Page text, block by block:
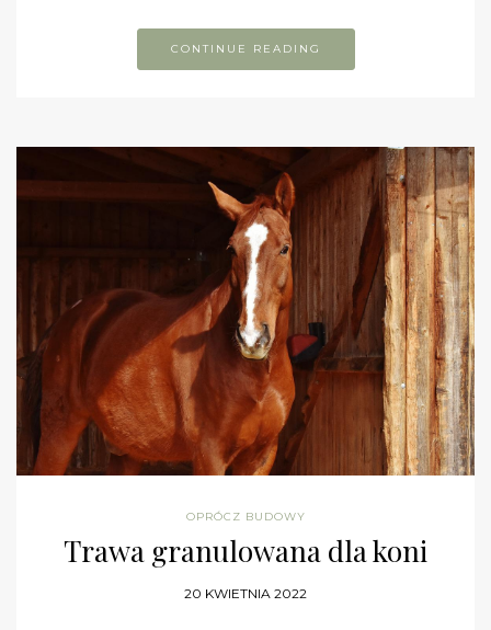
CONTINUE READING
OPRÓCZ BUDOWY
Trawa granulowana dla koni
20 KWIETNIA 2022